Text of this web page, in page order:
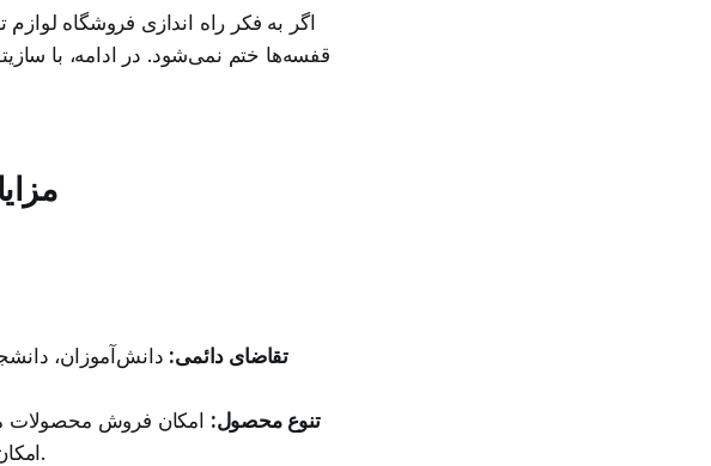
اگر به فکر راه اندازی فروشگاه لوازم
قفسه‌ها ختم نمی‌شود. در ادامه، با
تقاضای دائمی: دانش‌آموزان،
تنوع محصول: امکان فروش محصولات
امکان تولید لوازم تحریر سفارشی در این کسب و کار وجود دارد.